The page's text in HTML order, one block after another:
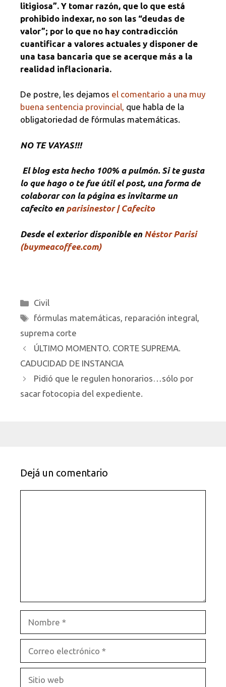
litigiosa”. Y tomar razón, que lo que está
prohibido indexar, no son las “deudas de
valor”; por lo que no hay contradicción
cuantificar a valores actuales y disponer de
una tasa bancaria que se acerque más a la
realidad inflacionaria.
De postre, les dejamos el comentario a una muy
buena sentencia provincial, que habla de la
obligatoriedad de fórmulas matemáticas.
NO TE VAYAS!!!
El blog esta hecho 100% a pulmón. Si te gusta
lo que hago o te fue útil el post, una forma de
colaborar con la página es invitarme un
cafecito en parisinestor | Cafecito
Desde el exterior disponible en Néstor Parisi
(buymeacoffee.com)
Categorías
Civil
Etiquetas
fórmulas matemáticas, reparación integral,
suprema corte
ÚLTIMO MOMENTO. CORTE SUPREMA.
CADUCIDAD DE INSTANCIA
Pidió que le regulen honorarios…sólo por
sacar fotocopia del expediente.
Dejá un comentario